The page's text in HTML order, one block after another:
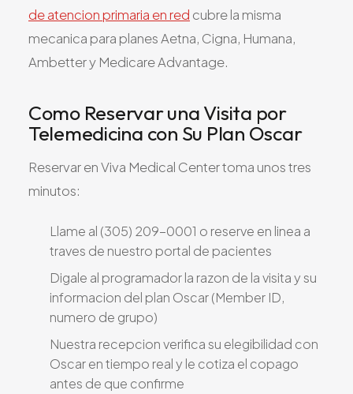
de atencion primaria en red cubre la misma
mecanica para planes Aetna, Cigna, Humana,
Ambetter y Medicare Advantage.
Como Reservar una Visita por
Telemedicina con Su Plan Oscar
Reservar en Viva Medical Center toma unos tres
minutos:
Llame al (305) 209-0001 o reserve en linea a
traves de nuestro portal de pacientes
Digale al programador la razon de la visita y su
informacion del plan Oscar (Member ID,
numero de grupo)
Nuestra recepcion verifica su elegibilidad con
Oscar en tiempo real y le cotiza el copago
antes de que confirme